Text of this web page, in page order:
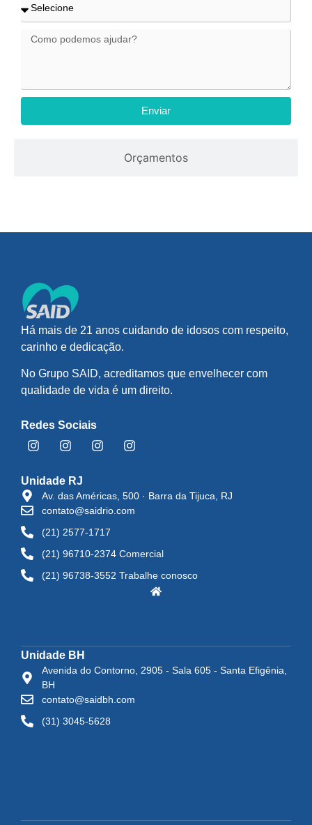
Orçamentos
Enviar
Há mais de 21 anos cuidando de idosos com respeito,
carinho e dedicação.
No Grupo SAID, acreditamos que envelhecer com
qualidade de vida é um direito.
Redes Sociais
Unidade RJ
Av. das Américas, 500 · Barra da Tijuca, RJ
contato@saidrio.com
(21) 2577-1717
(21) 96710-2374 Comercial
(21) 96738-3552 Trabalhe conosco
Unidade BH
Avenida do Contorno, 2905 - Sala 605 - Santa Efigênia,
BH
contato@saidbh.com
(31) 3045-5628